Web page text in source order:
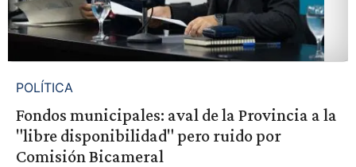
POLÍTICA
Fondos municipales: aval de la Provincia a la
"libre disponibilidad" pero ruido por
Comisión Bicameral